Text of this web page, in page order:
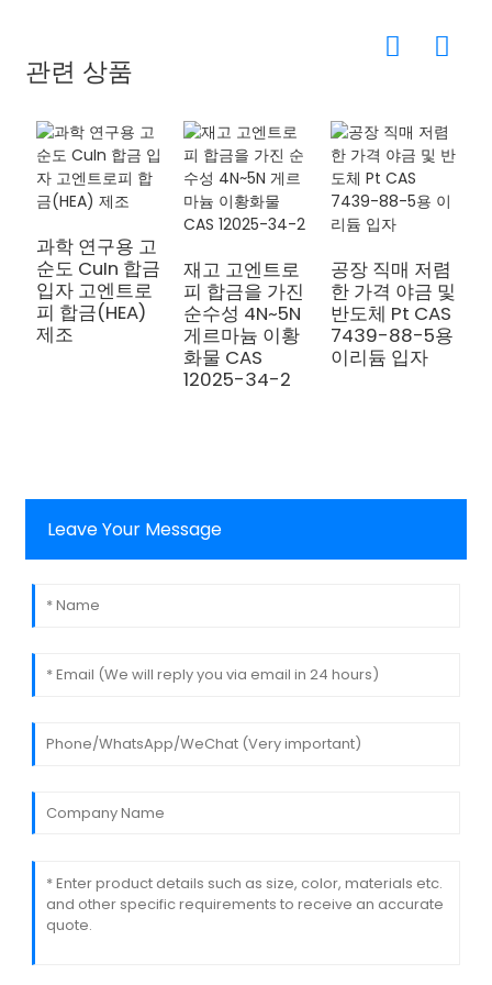
관련 상품
과학 연구용 고
순도 CuIn 합금
입자 고엔트로
피 합금(HEA)
제조
재고 고엔트로
피 합금을 가진
순수성 4N~5N
게르마늄 이황
화물 CAS
12025-34-2
공장 직매 저렴
한 가격 야금 및
반도체 Pt CAS
7439-88-5용
이리듐 입자
Leave Your Message